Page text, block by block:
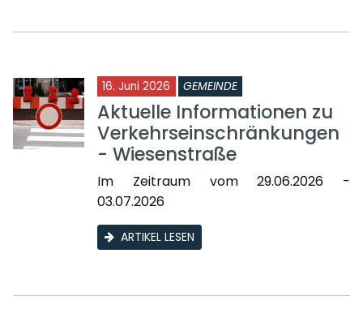
16. Juni 2026 GEMEINDE
Aktuelle Informationen zu
Verkehrseinschränkungen
- Wiesenstraße
Im Zeitraum vom 29.06.2026 -
03.07.2026
ARTIKEL LESEN